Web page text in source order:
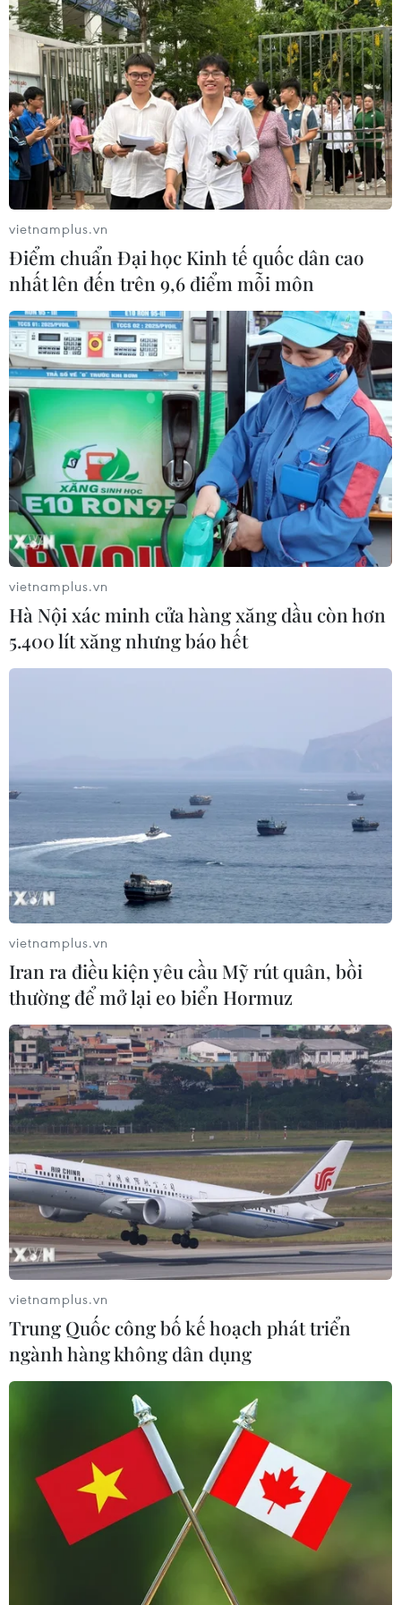
TIN CÙNG CHUYÊN MỤC
Cứu sống trẻ sinh cực non 25 tuần
thai, nặng gần 700 gram
vietnamplus.vn
Điểm chuẩn Đại học Kinh tế quốc dân cao
nhất lên đến trên 9,6 điểm mỗi môn
vietnamplus.vn
Hà Nội xác minh cửa hàng xăng dầu còn hơn
5.400 lít xăng nhưng báo hết
vietnamplus.vn
Iran ra điều kiện yêu cầu Mỹ rút quân, bồi
thường để mở lại eo biển Hormuz
vietnamplus.vn
Trung Quốc công bố kế hoạch phát triển
ngành hàng không dân dụng